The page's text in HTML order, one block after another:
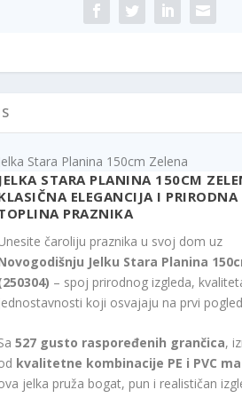
Jelka Stara Planina 150cm Zelena
JELKA STARA PLANINA 150CM
ELEGANCIJA I PRIRODNA
PRAZNIKA
čaroliju praznika u svoj dom uz
Jelku Stara Planina
– spoj prirodnog izgleda,
jednostavnosti koji osvajaju na prvi
527 gusto raspoređenih grančica,
kvalitetne kombinacije PE i PVC
jelka pruža bogat, pun i realističan